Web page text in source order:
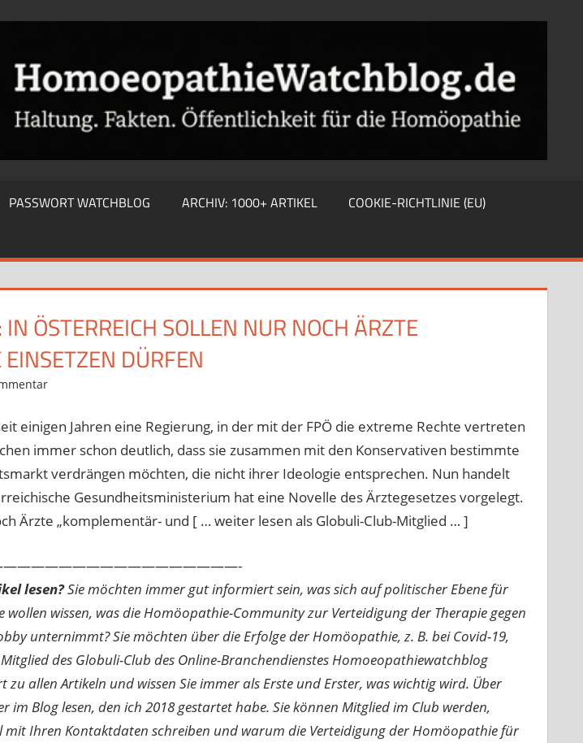
PASSWORT WATCHBLOG ARCHIV: 1000+ ARTIKEL
COOKIE-RICHTLINIE (EU)
IN ÖSTERREICH SOLLEN NUR NOCH ÄRZTE
DÜRFEN
J. Becker
einigen Jahren eine Regierung, in der mit der FPÖ die extreme Rechte vertreten
immer schon deutlich, dass sie zusammen mit den Konservativen bestimmte
verdrängen möchten, die nicht ihrer Ideologie entsprechen. Nun handelt
Gesundheitsministerium hat eine Novelle des Ärztegesetzes vorgelegt.
Ärzte „komplementär- und [ … weiter lesen als Globuli-Club-Mitglied … ]
lesen?Sie möchten immer gut informiert sein, was sich auf politischer Ebene für
wollen wissen, was die Homöopathie-Community zur Verteidigung der Therapie gegen
unternimmt? Sie möchten über die Erfolge der Homöopathie, z. B. bei Covid-19,
des Globuli-Club des Online-Branchendienstes Homoeopathiewatchblog
zu allen Artikeln und wissen Sie immer als Erste und Erster, was wichtig wird. Über
im Blog lesen, den ich 2018 gestartet habe. Sie können Mitglied im Club werden,
mit Ihren Kontaktdaten schreiben und warum die Verteidigung der Homöopathie für